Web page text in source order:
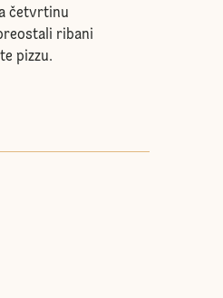
četvrtinu
ribani
pizzu.